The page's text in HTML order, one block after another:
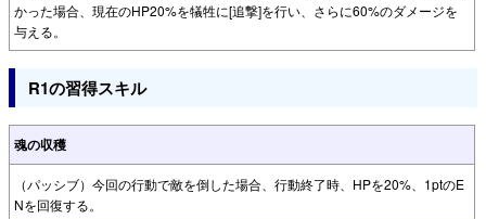
かった場合、現在のHP20%を犠牲に[追撃]を行い、さらに60%のダメージを
与える。
R1の習得スキル
魂の収穫
（パッシブ）今回の行動で敵を倒した場合、行動終了時、HPを20%、1ptのE
Nを回復する。